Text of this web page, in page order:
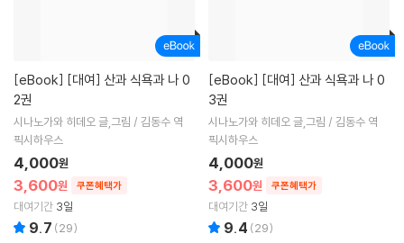
[eBook]
2권
시나노가와 히데오 글,그림 / 김동수 역
픽시하우스
3,600원 쿠폰혜택가
4,000원
대여기간 3일
9.7 (29)
[eBook]
3권
시나노가와 히데오 글,그림 / 김동수 역
픽시하우스
3,600원 쿠폰혜택가
4,000원
대여기간 3일
9.4 (29)